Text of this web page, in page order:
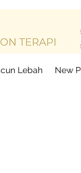
Lebah New